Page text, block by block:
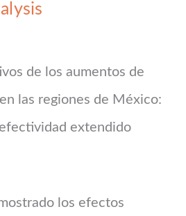
de los aumentos de
las regiones de México:
extendido
los efectos